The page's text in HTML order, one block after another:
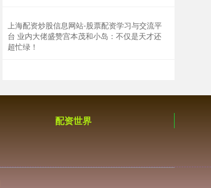
上海配资炒股信息网站-股票配资学习与交流平
台 业内大佬盛赞宫本茂和小岛：不仅是天才还
超忙绿！
配资世界